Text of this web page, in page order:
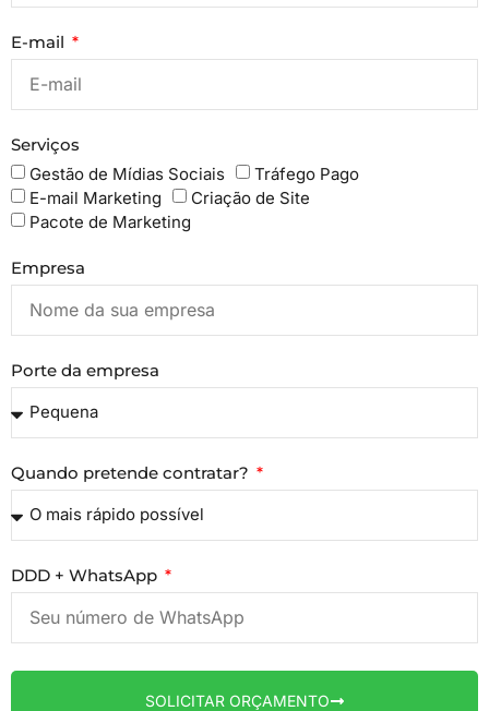
E-mail
Serviços
Gestão de Mídias Sociais
Tráfego Pago
E-mail Marketing
Criação de Site
Pacote de Marketing
Empresa
Porte da empresa
Quando pretende contratar?
DDD + WhatsApp
SOLICITAR ORÇAMENTO